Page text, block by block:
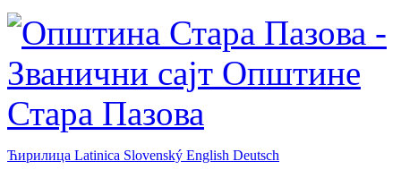
Ћирилица Latinica Slovenský English Deutsch